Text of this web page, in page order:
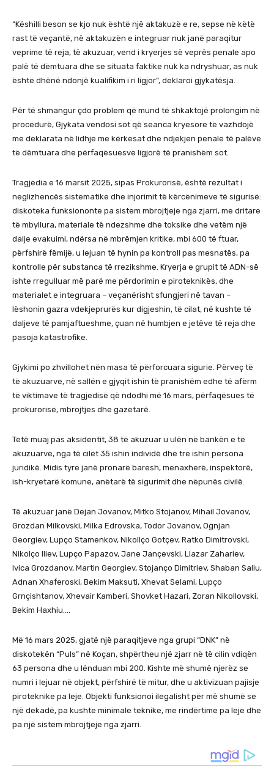
“Këshilli beson se kjo nuk është një aktakuzë e re, sepse në këtë
rast të veçantë, në aktakuzën e integruar nuk janë paraqitur
veprime të reja, të akuzuar, vend i kryerjes së veprës penale apo
palë të dëmtuara dhe se situata faktike nuk ka ndryshuar, as nuk
është dhënë ndonjë kualifikim i ri ligjor”, deklaroi gjykatësja.
Për të shmangur çdo problem që mund të shkaktojë prolongim në
procedurë, Gjykata vendosi sot që seanca kryesore të vazhdojë
me deklarata në lidhje me kërkesat dhe ndjekjen penale të palëve
të dëmtuara dhe përfaqësuesve ligjorë të pranishëm sot.
Tragjedia e 16 marsit 2025, sipas Prokurorisë, është rezultat i
neglizhencës sistematike dhe injorimit të kërcënimeve të sigurisë:
diskoteka funksiononte pa sistem mbrojtjeje nga zjarri, me dritare
të mbyllura, materiale të ndezshme dhe toksike dhe vetëm një
dalje evakuimi, ndërsa në mbrëmjen kritike, mbi 600 të ftuar,
përfshirë fëmijë, u lejuan të hynin pa kontroll pas mesnatës, pa
kontrolle për substanca të rrezikshme. Kryerja e grupit të ADN-së
ishte rregulluar më parë me përdorimin e piroteknikës, dhe
materialet e integruara – veçanërisht sfungjeri në tavan –
lëshonin gazra vdekjeprurës kur digjeshin, të cilat, në kushte të
daljeve të pamjaftueshme, çuan në humbjen e jetëve të reja dhe
pasoja katastrofike.
Gjykimi po zhvillohet nën masa të përforcuara sigurie. Përveç të
të akuzuarve, në sallën e gjyqit ishin të pranishëm edhe të afërm
të viktimave të tragjedisë që ndodhi më 16 mars, përfaqësues të
prokurorisë, mbrojtjes dhe gazetarë.
Tetë muaj pas aksidentit, 38 të akuzuar u ulën në bankën e të
akuzuarve, nga të cilët 35 ishin individë dhe tre ishin persona
juridikë. Midis tyre janë pronarë baresh, menaxherë, inspektorë,
ish-kryetarë komune, anëtarë të sigurimit dhe nëpunës civilë.
Të akuzuar janë Dejan Jovanov, Mitko Stojanov, Mihail Jovanov,
Grozdan Milkovski, Milka Edrovska, Todor Jovanov, Ognjan
Georgiev, Lupço Stamenkov, Nikollço Gotçev, Ratko Dimitrovski,
Nikolço Iliev, Lupço Papazov, Jane Jançevski, Llazar Zahariev,
Ivica Grozdanov, Martin Georgiev, Stojanço Dimitriev, Shaban Saliu,
Adnan Xhaferoski, Bekim Maksuti, Xhevat Selami, Lupço
Grnçishtanov, Xhevair Kamberi, Shovket Hazari, Zoran Nikollovski,
Bekim Haxhiu….
Më 16 mars 2025, gjatë një paraqitjeve nga grupi “DNK” në
diskotekën “Puls” në Koçan, shpërtheu një zjarr në të cilin vdiqën
63 persona dhe u lënduan mbi 200. Kishte më shumë njerëz se
numri i lejuar në objekt, përfshirë të mitur, dhe u aktivizuan pajisje
piroteknike pa leje. Objekti funksionoi ilegalisht për më shumë se
një dekadë, pa kushte minimale teknike, me rindërtime pa leje dhe
pa një sistem mbrojtjeje nga zjarri.